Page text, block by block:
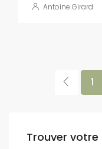
Antoine Girard
1
Trouver votre